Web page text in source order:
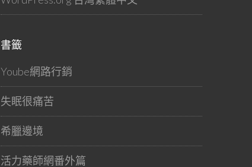
書籤
Yoube網路行銷
失眠很痛苦
希臘邊境
活力藥師網番外篇